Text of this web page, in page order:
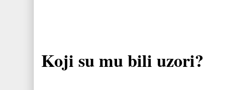
Koji su mu bili uzori?